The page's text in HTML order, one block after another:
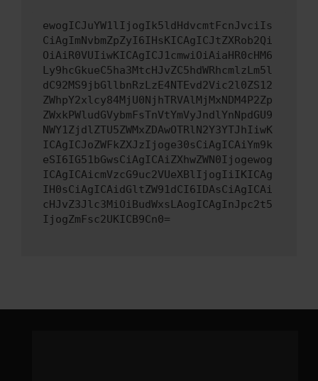
ewogICJuYW1lIjogIk5ldHdvcmtFcnJvciIs
CiAgImNvbmZpZyI6IHsKICAgICJtZXRob2Qi
OiAiR0VUIiwKICAgICJ1cmwiOiAiaHR0cHM6
Ly9hcGkueC5ha3MtcHJvZC5hdWRhcmlzLm5l
dC92MS9jbGllbnRzLzE4NTEvd2Vic2l0ZS12
ZWhpY2xlcy84MjU0NjhTRVAlMjMxNDM4P2Zp
ZWxkPWludGVybmFsTnVtYmVyJndlYnNpdGU9
NWY1ZjdlZTU5ZWMxZDAwOTRlN2Y3YTJhIiwK
ICAgICJoZWFkZXJzIjoge30sCiAgICAiYm9k
eSI6IG51bGwsCiAgICAiZXhwZWN0Ijogewog
ICAgICAicmVzcG9uc2VUeXBlIjogIiIKICAg
IH0sCiAgICAidGltZW91dCI6IDAsCiAgICAi
cHJvZ3Jlc3MiOiBudWxsLAogICAgInJpc2t5
IjogZmFsc2UKICB9Cn0=